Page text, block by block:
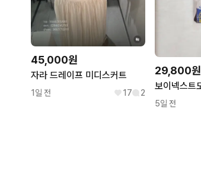
45,000원
자라 드레이프 미디스커트
1일 전 17 2
29,800원
5일 전